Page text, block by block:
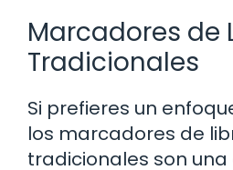
Marcadores de
Tradicionales
Si prefieres un
los marcadores de
tradicionales son